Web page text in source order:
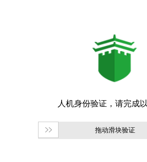
拖动滑块验证